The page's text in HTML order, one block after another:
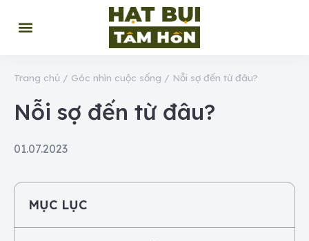
Trang chủ / Góc nhìn cuộc sống / Nỗi sợ đến từ đâu?
Nỗi sợ đến từ đâu?
01.07.2023
MỤC LỤC